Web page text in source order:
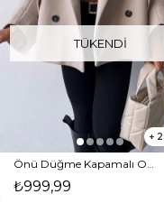
TÜKENDI
2
Önü Düğme Kapamalı Oversize Rosana Kadın Taş Kaban 23K000190
₺999,99